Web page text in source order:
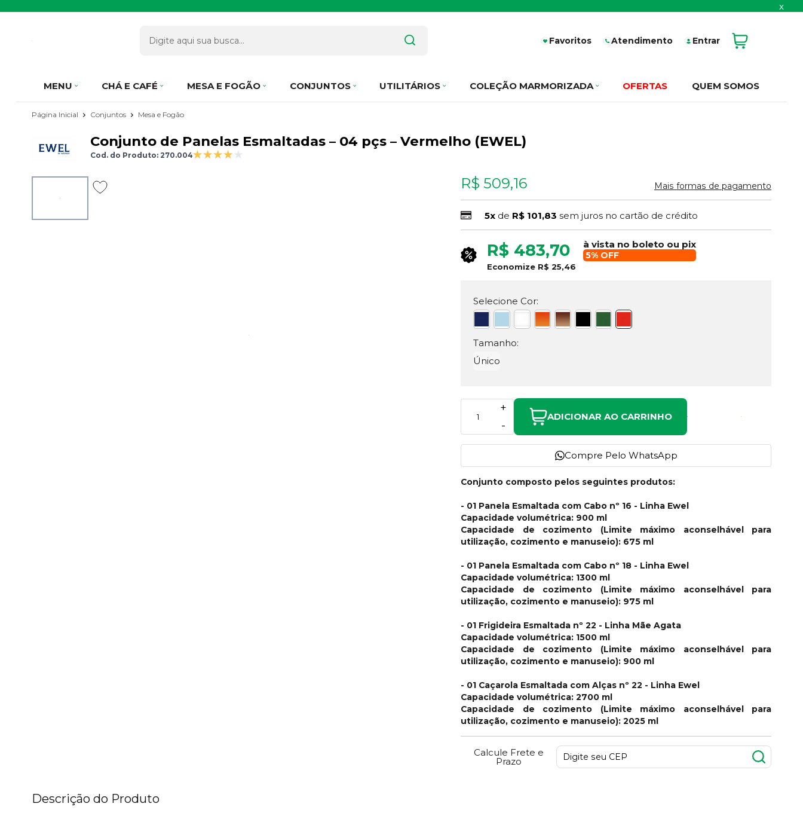
x
Favoritos Atendimento Entrar
MENU CHÁ E CAFÉ MESA E FOGÃO CONJUNTOS UTILITÁRIOS COLEÇÃO MARMORIZADA OFERTAS QUEM SOMOS
Página Inicial Conjuntos Mesa e Fogão
Conjunto de Panelas Esmaltadas – 04 pçs – Vermelho (EWEL)
Cod. do Produto: 270.004
R$ 509,16 Mais formas de pagamento
5x de R$ 101,83 sem juros no cartão de crédito
R$ 483,70 à vista no boleto ou pix
5% OFF
Economize R$ 25,46
Selecione Cor:
Tamanho:
Único
-
+
ADICIONAR AO CARRINHO
Compre Pelo WhatsApp
Conjunto composto pelos seguintes produtos:
- 01 Panela Esmaltada com Cabo nº 16 - Linha Ewel
Capacidade volumétrica: 900 ml
Capacidade de cozimento (Limite máximo aconselhável para
utilização, cozimento e manuseio): 675 ml
- 01 Panela Esmaltada com Cabo nº 18 - Linha Ewel
Capacidade volumétrica: 1300 ml
Capacidade de cozimento (Limite máximo aconselhável para
utilização, cozimento e manuseio): 975 ml
- 01 Frigideira Esmaltada nº 22 - Linha Mãe Agata
Capacidade volumétrica: 1500 ml
Capacidade de cozimento (Limite máximo aconselhável para
utilização, cozimento e manuseio): 900 ml
- 01 Caçarola Esmaltada com Alças nº 22 - Linha Ewel
Capacidade volumétrica: 2700 ml
Capacidade de cozimento (Limite máximo aconselhável para
utilização, cozimento e manuseio): 2025 ml
Calcule Frete e
Prazo
Descrição do Produto